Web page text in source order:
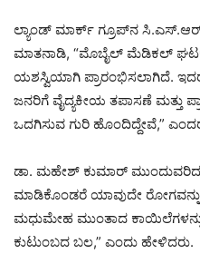
ಲ್ಯಾಂಡ್ ಮಾರ್ಕ್ ಗ್ರೂಪ್‌ನ ಸಿ.ಎಸ್.ಆರ್
ಮಾತನಾಡಿ, “ಮೊಬೈಲ್ ಮೆಡಿಕಲ್
ಯಶಸ್ವಿಯಾಗಿ ಪ್ರಾರಂಭಿಸಲಾಗಿದೆ.
ಜನರಿಗೆ ವೈದ್ಯಕೀಯ ತಪಾಸಣೆ ಮತ್ತು
ಒದಗಿಸುವ ಗುರಿ ಹೊಂದಿದ್ದೇವೆ,”
ಡಾ. ಮಹೇಶ್ ಕುಮಾರ್
ಮಾಡಿಕೊಂಡರೆ ಯಾವುದೇ ರೋಗವನ್ನು
ಮಧುಮೇಹ ಮುಂತಾದ
ಕುಟುಂಬದ ಬಲ,” ಎಂದು ಹೇಳಿದರು.